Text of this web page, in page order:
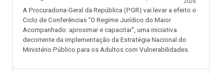
A Procuradoria-Geral da República (PGR) vai levar a efeito o
Ciclo de Conferências “O Regime Jurídico do Maior
Acompanhado: aproximar e capacitar”, uma iniciativa
decorrente da implementação da Estratégia Nacional do
Ministério Público para os Adultos com Vulnerabilidades.